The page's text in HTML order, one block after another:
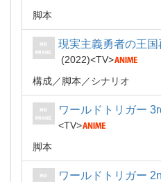
脚本
現実主義勇者の王
2022
TV
構成
脚本 シナリオ
ワールドトリガー
TV
脚本
ワールドトリガー